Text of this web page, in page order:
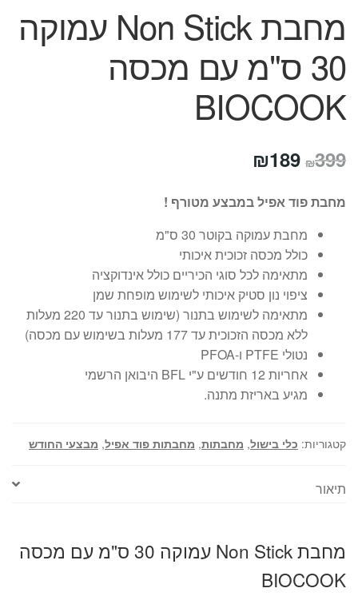
מחבת Non Stick עמוקה
30 ס"מ עם מכסה
BIOCOOK
₪399 המחיר
היה:
₪399.
₪189
הוא:
₪189.
מחבת פוד אפיל במבצע מטורף !
מחבת עמוקה בקוטר 30 ס"מ
כולל מכסה זכוכית איכותי
מתאימה לכל סוגי הכיריים כולל אינדוקציה
ציפוי נון סטיק איכותי לשימוש מופחת שמן
מתאימה לשימוש בתנור (שימוש בתנור עד 220 מעלות
ללא מכסה הזכוכית עד 177 מעלות בשימוש עם מכסה)
נטולי PTFE ו-PFOA
אחריות 12 חודשים ע"י BFL היבואן הרשמי
מגיע באריזת מתנה.
קטגוריות: כלי בישול, מחבתות, מחבתות פוד אפיל, מבצעי החודש
תיאור
מחבת Non Stick עמוקה 30 ס"מ עם מכסה
BIOCOOK